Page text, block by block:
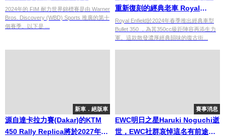
2024年的 FIM 耐力世界錦標賽是由 Warner
Bros. Discovery (WBD) Sports 推廣的第十
個賽季。以下是 ...
重新復刻的經典老車 Royal
Enfield BULLET 350
Royal Enfield於2024年春季推出經典車型
Bullet 350 ，為其350cc級距陣容再添生力
軍。這款散發濃厚經典韻味的復古街...
新車．絕版車
源自達卡拉力賽(Dakar)的KTM
450 Rally Replica將於2027年回
賽事消息
EWC明日之星Haruki Noguchi逝
世，EWC社群哀悼這名有前途的